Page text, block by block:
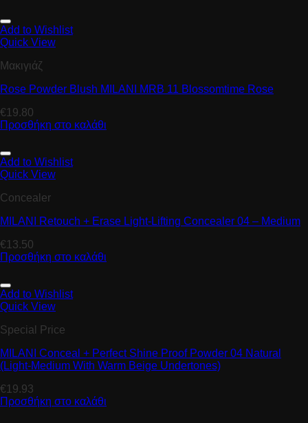
Add to Wishlist
Quick View
Μακιγιάζ
Rose Powder Blush MILANI MRB 11 Blossomtime Rose
€19.80
Προσθήκη στο καλάθι
Add to Wishlist
Quick View
Concealer
MILANI Retouch + Erase Light-Lifting Concealer 04 – Medium
€13.50
Προσθήκη στο καλάθι
Add to Wishlist
Quick View
Special Price
MILANI Conceal + Perfect Shine Proof Powder 04 Natural
(Light-Medium With Warm Beige Undertones)
€19.93
Προσθήκη στο καλάθι